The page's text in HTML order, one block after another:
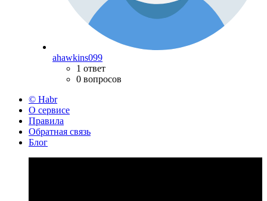
ahawkins099
1 ответ
0 вопросов
© Habr
О сервисе
Правила
Обратная связь
Блог